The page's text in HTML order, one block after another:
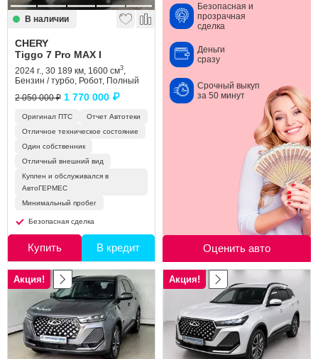
В наличии
CHERY
Tiggo 7 Pro MAX I
2024 г., 30 189 км, 1600 см3,
Бензин / турбо, Робот, Полный
2 050 000 ₽ 1 770 000 ₽
Оригинал ПТС
Отчет Автотеки
Отличное техническое состояние
Один собственник
Отличный внешний вид
Куплен и обслуживался в
АвтоГЕРМЕС
Минимальный пробег
Безопасная сделка
Купить В кредит
Безопасная и
прозрачная
сделка
Деньги
сразу
Срочный выкуп
за 50 минут
Оценить авто
Акция! Акция!